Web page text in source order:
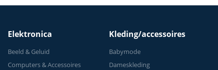
Elektronica
Beeld & Geluid
Computers & Accessoires
Kleding/accessoires
Babymode
Dameskleding